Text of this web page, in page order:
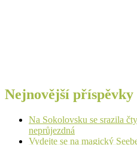
Nejnovější příspěvky
Na Sokolovsku se srazila
neprůjezdná
Vydejte se na magický